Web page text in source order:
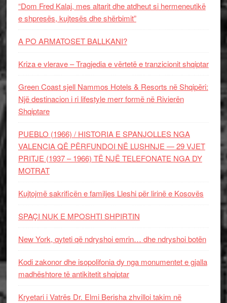
“Dom Fred Kalaj, mes altarit dhe atdheut si hermeneutikë
e shpresës, kujtesës dhe shërbimit”
A PO ARMATOSET BALLKANI?
Kriza e vlerave – Tragjedia e vërtetë e tranzicionit shqiptar
Green Coast sjell Nammos Hotels & Resorts në Shqipëri:
Një destinacion i ri lifestyle merr formë në Rivierën
Shqiptare
PUEBLO (1966) / HISTORIA E SPANJOLLES NGA
VALENCIA QË PËRFUNDOI NË LUSHNJE — 29 VJET
PRITJE (1937 – 1966) TË NJË TELEFONATE NGA DY
MOTRAT
Kujtojmë sakrificën e familjes Lleshi për lirinë e Kosovës
SPAÇI NUK E MPOSHTI SHPIRTIN
New York, qyteti që ndryshoi emrin… dhe ndryshoi botën
Kodi zakonor dhe isopolifonia dy nga monumentet e gjalla
madhështore të antikitetit shqiptar
Kryetari i Vatrës Dr. Elmi Berisha zhvilloi takim në